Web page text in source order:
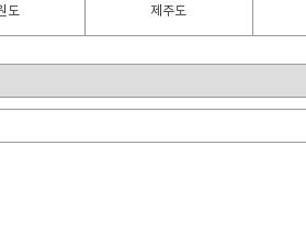
도 제주도